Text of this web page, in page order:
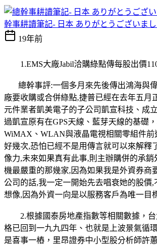
幹事耕讀筆記- 日本 ありがとうございま
19年前
1.EMS大廠Jabil洽購綠點傳每股出價
總幹事評:一個多月來先後傳出鴻海與偉
廠要收購或合併綠點,捷普已經在去年五月
元件業者凱美電子的子公司凱宣科技、成
過凱宣原有在GPS天線、藍芽天線的基礎
WiMAX、WLAN與液晶電視相關零組件前
好幾次,恐怕已經不是用傳言就可以來解釋
像力,未來如果真有此事,則主辦購併的承銷
機最嚴重的那幾家,因為如果我是外資券商
公司的話,我一定一開始先去唱衰她的股價,
想像,因為外資一向是以服務客戶為唯一目
2.根據國泰房地產指數等相關數據，台
格已回到一九九四年、也就是上波景氣循
是喜事一樁，里昂證券中小型股分析師許